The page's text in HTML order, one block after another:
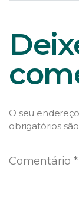
O seu
obrigatórios